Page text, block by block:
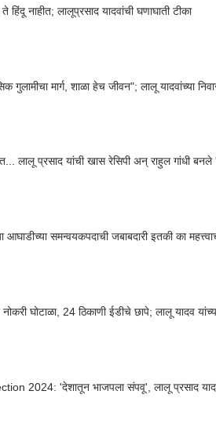
हिंदू नाहीत; लालूप्रसाद यादवांची घणाघाती टीका
गुलामीचा मार्ग, शाळा हेच जीवन"; लालू यादवांच्या
लालू प्रसाद यांची खास रेसिपी अन् राहुल गांधी
समन्वयकपदाची जबाबदारी इतकी का
नोकरी घोटाळा, 24 ठिकाणी ईडीचे छापे; लालू यादव
2024: 'देशातून भाजपला संपवू', लालू प्रसाद यादव